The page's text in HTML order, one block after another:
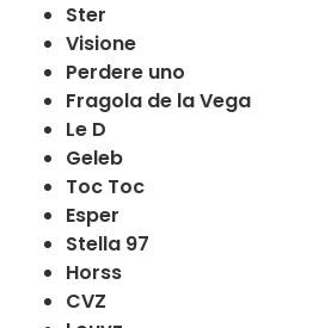
Ster
Visione
Perdere uno
Fragola de la Vega
Le D
Geleb
Toc Toc
Esper
Stella 97
Horss
CVZ